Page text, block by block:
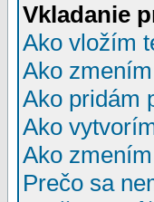
Vkladanie
Ako vložím
Ako
Ako pridám
Ako
Ako
Prečo sa